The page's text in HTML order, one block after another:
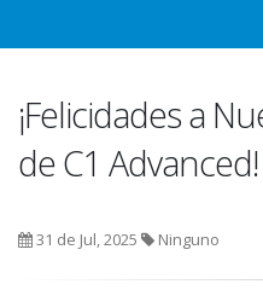
¡Felicidades a
de C1 Advanced!
31 de Jul, 2025 Ninguno